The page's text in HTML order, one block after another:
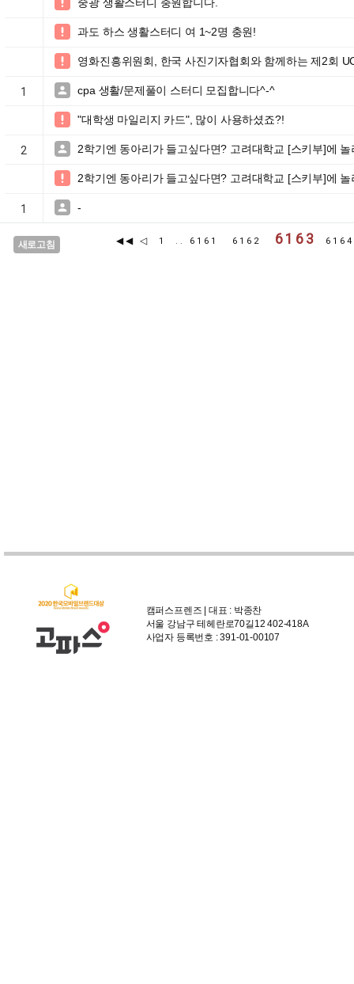

 과도 하스 생활스터디 여 1~2명 충원!
 영화진흥위원회, 한국 사진기자협회와 함께하는 제2회
1  cpa 생활/문제풀이 스터디 모집합니다^-^
 "대학생 마일리지 카드", 많이 사용하셨죠?!
2  2학기엔 동아리가 들고싶다면? 고려대학교 [스키부]에 놀
 2학기엔 동아리가 들고싶다면? 고려대학교 [스키부]에 놀
1  -
새로고침 ◀◀ ◁ 1 .. 6161 6162 6163
캠퍼스프렌즈 | 대표 : 박종찬
서울 강남구 테헤란로70길12 402-418A
사업자 등록번호 : 391-01-00107